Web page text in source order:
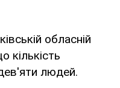
обласній
кількість
людей.